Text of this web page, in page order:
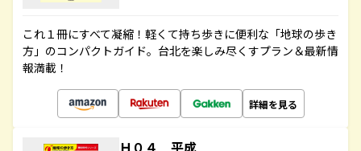
これ１冊にすべて凝縮！軽くて持ち歩きに便利な「地球の歩き
方」のコンパクトガイド。台北を楽しみ尽くすプラン＆最新情
報満載！
詳細を見る
Ｈ０４ 平成